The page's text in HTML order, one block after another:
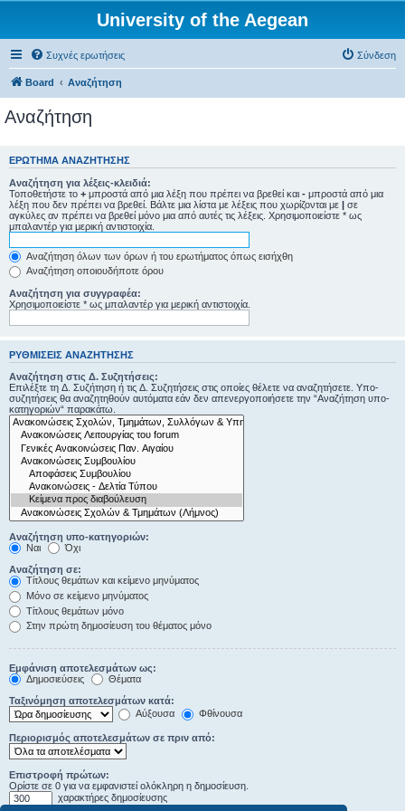
University of the Aegean
Συχνές ερωτήσεις Σύνδεση
Board Αναζήτηση
Αναζήτηση
ΕΡΏΤΗΜΑ ΑΝΑΖΉΤΗΣΗΣ
Αναζήτηση για λέξεις-κλειδιά:
Τοποθετήστε το + μπροστά από μια λέξη που πρέπει να βρεθεί και - μπροστά από μια
λέξη που δεν πρέπει να βρεθεί. Βάλτε μια λίστα με λέξεις που χωρίζονται με | σε
αγκύλες αν πρέπει να βρεθεί μόνο μια από αυτές τις λέξεις. Χρησιμοποιείστε * ως
μπαλαντέρ για μερική αντιστοιχία.
Αναζήτηση όλων των όρων ή του ερωτήματος όπως εισήχθη
Αναζήτηση οποιουδήποτε όρου
Αναζήτηση για συγγραφέα:
Χρησιμοποιείστε * ως μπαλαντέρ για μερική αντιστοιχία.
ΡΥΘΜΊΣΕΙΣ ΑΝΑΖΉΤΗΣΗΣ
Αναζήτηση στις Δ. Συζητήσεις:
Επιλέξτε τη Δ. Συζήτηση ή τις Δ. Συζητήσεις στις οποίες θέλετε να αναζητήσετε. Υπο-
συζητήσεις θα αναζητηθούν αυτόματα εάν δεν απενεργοποιήσετε την “Αναζήτηση υπο-
κατηγοριών“ παρακάτω.
Αναζήτηση υπο-κατηγοριών:
Ναι
Όχι
Αναζήτηση σε:
Τίτλους θεμάτων και κείμενο μηνύματος
Μόνο σε κείμενο μηνύματος
Τίτλους θεμάτων μόνο
Στην πρώτη δημοσίευση του θέματος μόνο
Εμφάνιση αποτελεσμάτων ως:
Δημοσιεύσεις
Θέματα
Ταξινόμηση αποτελεσμάτων κατά:
Αύξουσα
Φθίνουσα
Περιορισμός αποτελεσμάτων σε πριν από:
Επιστροφή πρώτων:
Ορίστε σε 0 για να εμφανιστεί ολόκληρη η δημοσίευση.
χαρακτήρες δημοσίευσης